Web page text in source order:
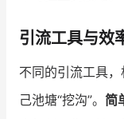
引流工具与效
不同的引流工具
己池塘“挖沟”。 简